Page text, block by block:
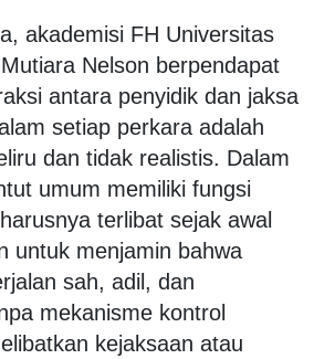
akademisi FH Universitas
Nelson berpendapat
antara penyidik dan jaksa
setiap perkara adalah
dan tidak realistis. Dalam
umum memiliki fungsi
terlibat sejak awal
untuk menjamin bahwa
sah, adil, dan
mekanisme kontrol
kejaksaan atau